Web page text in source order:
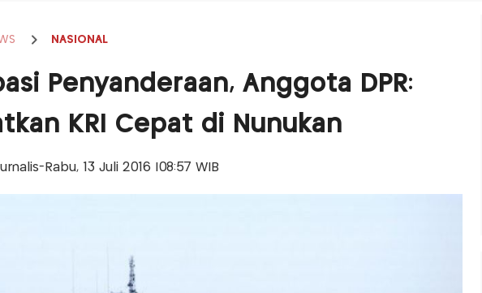
NASIONAL
Penyanderaan, Anggota DPR:
KRI Cepat di Nunukan
Rabu, 13 Juli 2016 |08:57 WIB